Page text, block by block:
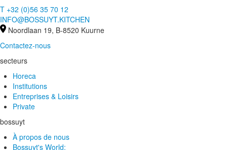
T +32 (0)56 35 70 12
INFO@BOSSUYT.KITCHEN
Noordlaan 19, B-8520 Kuurne
Contactez-nous
secteurs
Horeca
Institutions
Entreprises & Loisirs
Private
bossuyt
À propos de nous
Bossuyt's World: